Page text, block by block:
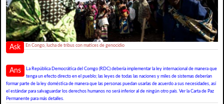
Ask En Congo, lucha de tribus con matices de genocidio
Ans
La República Democrática del Comgo (RDC) debería implementar la ley internacional de manera que
tenga un efecto directo en el pueblo; las leyes de todas las naciones y miles de sistemas deberían
formar parte de la ley doméstica de manera que las personas puedan usarlas de acuerdo a sus necesidades, así
el estándar para salvaguardar los derechos humanos no será inferior al de ningún otro país. Ver la Carta de Paz
Permanente para más detalles.